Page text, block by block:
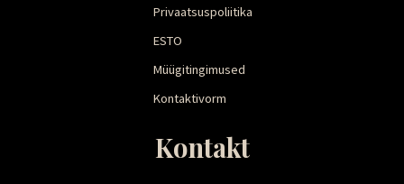
Privaatsuspoliitika
ESTO
Müügitingimused
Kontaktivorm
Kontakt